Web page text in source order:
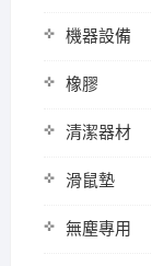
機器設備
橡膠
清潔器材
滑鼠墊
無塵專用